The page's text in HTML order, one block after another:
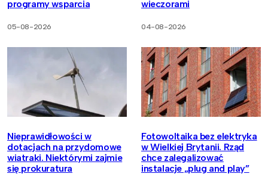
programy wsparcia
05-08-2026
wieczorami
04-08-2026
Nieprawidłowości w
dotacjach na przydomowe
wiatraki. Niektórymi zajmie
się prokuratura
Fotowoltaika bez elektryka
w Wielkiej Brytanii. Rząd
chce zalegalizować
instalacje „plug and play”